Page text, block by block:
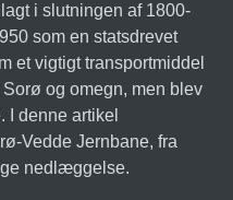
i slutningen af 1800-
som en statsdrevet
et vigtigt transportmiddel
og omegn, men blev
denne artikel
Vedde Jernbane, fra
nedlæggelse.